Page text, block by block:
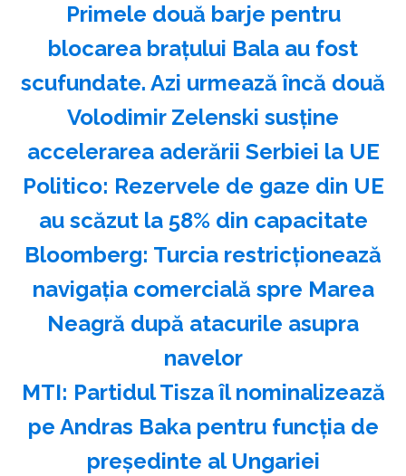
Primele două barje pentru
blocarea brațului Bala au fost
scufundate. Azi urmează încă două
Volodimir Zelenski susţine
accelerarea aderării Serbiei la UE
Politico: Rezervele de gaze din UE
au scăzut la 58% din capacitate
Bloomberg: Turcia restricţionează
navigaţia comercială spre Marea
Neagră după atacurile asupra
navelor
MTI: Partidul Tisza îl nominalizează
pe Andras Baka pentru funcţia de
preşedinte al Ungariei